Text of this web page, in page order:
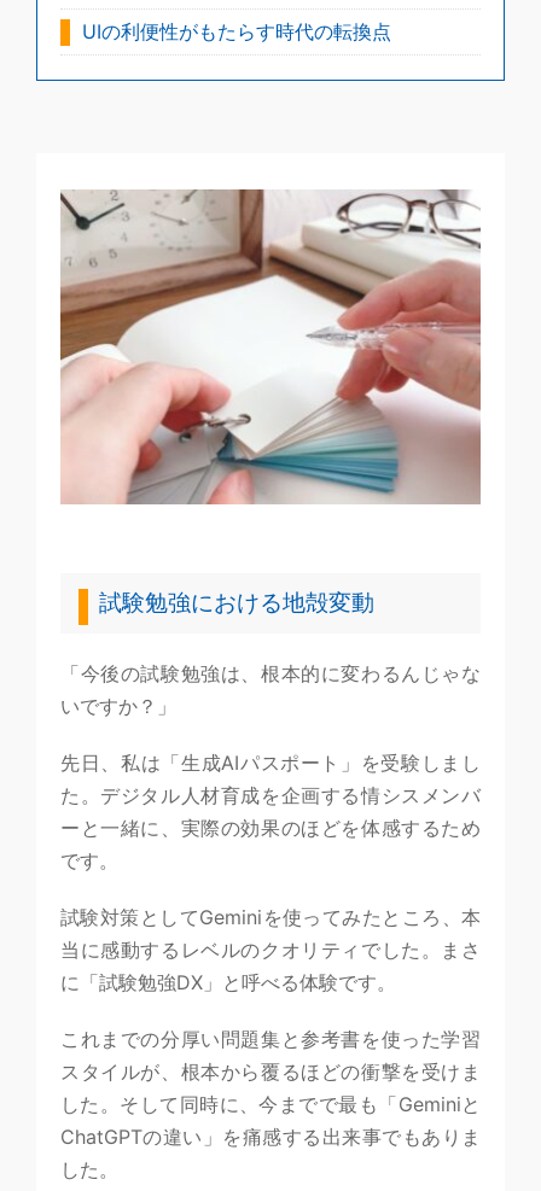
UIの利便性がもたらす時代の転換点
試験勉強における地殻変動
「今後の試験勉強は、根本的に変わるんじゃな
いですか？」
先日、私は「生成AIパスポート」を受験しまし
た。デジタル人材育成を企画する情シスメンバ
ーと一緒に、実際の効果のほどを体感するため
です。
試験対策としてGeminiを使ってみたところ、本
当に感動するレベルのクオリティでした。まさ
に「試験勉強DX」と呼べる体験です。
これまでの分厚い問題集と参考書を使った学習
スタイルが、根本から覆るほどの衝撃を受けま
した。そして同時に、今までで最も「Geminiと
ChatGPTの違い」を痛感する出来事でもありま
した。